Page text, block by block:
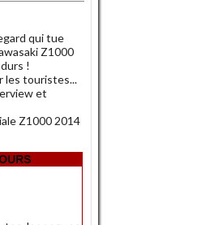
qui tue
Z1000
!
les touristes...
et
Z1000 2014